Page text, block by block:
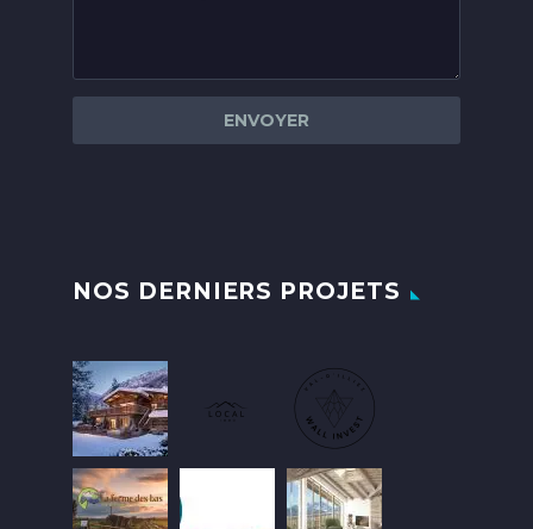
NOS DERNIERS PROJETS